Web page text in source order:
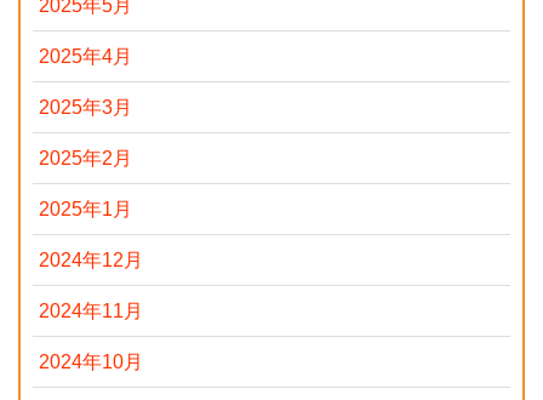
2025年5月
2025年4月
2025年3月
2025年2月
2025年1月
2024年12月
2024年11月
2024年10月